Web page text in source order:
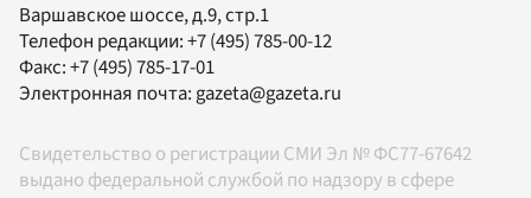
Варшавское шоссе, д.9, стр.1
Телефон редакции:+7 (495) 785-00-12
Факс:+7 (495) 785-17-01
Электронная почта:gazeta@gazeta.ru
Свидетельство о регистрации СМИ Эл № ФС77-67642
выдано федеральной службой по надзору в сфере